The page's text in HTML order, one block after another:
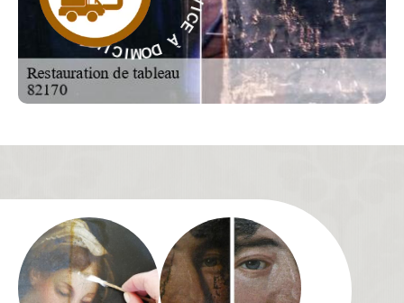
S
E
R
V
I À
D
O
M
I
C
I
L
E
-